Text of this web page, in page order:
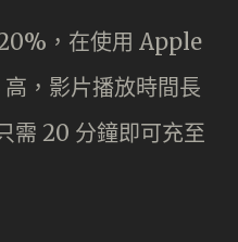
，在使用 Apple
，影片播放時間長
需 20 分鐘即可充至